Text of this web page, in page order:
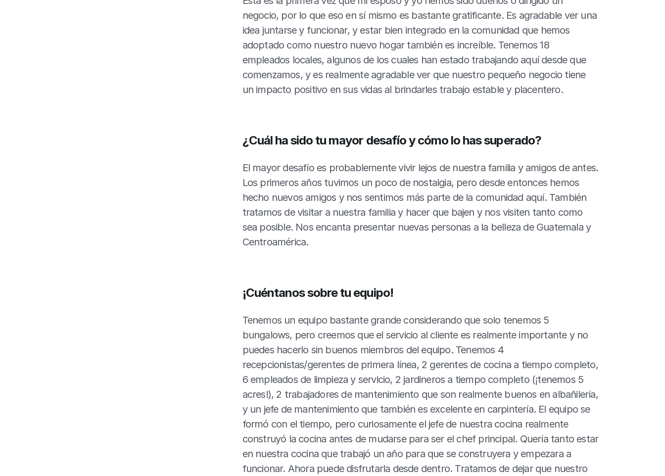
negocio, por lo que eso en sí mismo es bastante gratificante. Es agradable ver una
idea juntarse y funcionar, y estar bien integrado en la comunidad que hemos
adoptado como nuestro nuevo hogar también es increíble. Tenemos 18
empleados locales, algunos de los cuales han estado trabajando aquí desde que
comenzamos, y es realmente agradable ver que nuestro pequeño negocio tiene
un impacto positivo en sus vidas al brindarles trabajo estable y placentero.
¿Cuál ha sido tu mayor desafío y cómo lo has superado?
El mayor desafío es probablemente vivir lejos de nuestra familia y amigos de antes.
Los primeros años tuvimos un poco de nostalgia, pero desde entonces hemos
hecho nuevos amigos y nos sentimos más parte de la comunidad aquí. También
tratamos de visitar a nuestra familia y hacer que bajen y nos visiten tanto como
sea posible. Nos encanta presentar nuevas personas a la belleza de Guatemala y
Centroamérica.
¡Cuéntanos sobre tu equipo!
Tenemos un equipo bastante grande considerando que solo tenemos 5
bungalows, pero creemos que el servicio al cliente es realmente importante y no
puedes hacerlo sin buenos miembros del equipo. Tenemos 4
recepcionistas/gerentes de primera línea, 2 gerentes de cocina a tiempo completo,
6 empleados de limpieza y servicio, 2 jardineros a tiempo completo (¡tenemos 5
acres!), 2 trabajadores de mantenimiento que son realmente buenos en albañilería,
y un jefe de mantenimiento que también es excelente en carpintería. El equipo se
formó con el tiempo, pero curiosamente el jefe de nuestra cocina realmente
construyó la cocina antes de mudarse para ser el chef principal. Quería tanto estar
en nuestra cocina que trabajó un año para que se construyera y empezara a
funcionar. Ahora puede disfrutarla desde dentro. Tratamos de dejar que nuestro